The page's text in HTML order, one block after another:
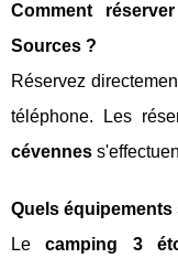
Comment
Sources ?
Réservez
téléphone. Les
cévennes
Quels
Lecamping 3